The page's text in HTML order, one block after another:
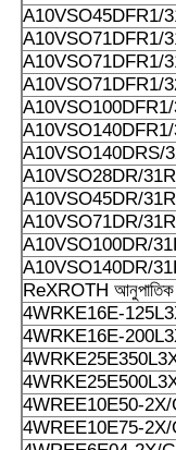
A10VSO45DFR1/
A10VSO71DFR1/
A10VSO71DFR1/
A10VSO71DFR1/
A10VSO140DRS/
A10VSO28DR/
A10VSO45DR/
A10VSO71DR/
A10VSO100DR/
A10VSO140DR/
ReXROTH
4WRKE16E-
4WRKE16E-
4WREE10E50-
4WREE10E75-